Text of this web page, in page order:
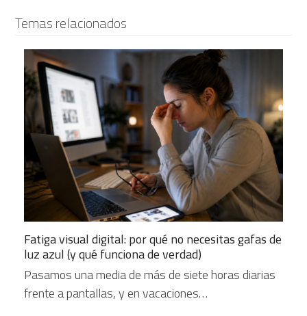
Temas relacionados
Fatiga visual digital: por qué no necesitas gafas de
luz azul (y qué funciona de verdad)
Pasamos una media de más de siete horas diarias
frente a pantallas, y en vacaciones…